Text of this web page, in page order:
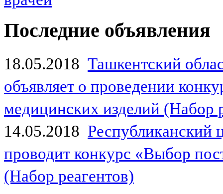
Последние объявления
18.05.2018 Ташкентский
объявляет о проведении
медицинских изделий (Набор
14.05.2018
проводит конкурс «Выбор
(Набор реагентов)